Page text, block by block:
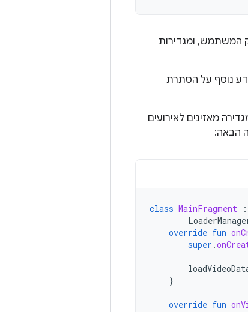
המשתמש, ומגדירות
נוסף על הסתרת
מאזינים לאירועים
הבאה:
class MainFragment :
override fun
super .
}
override fun